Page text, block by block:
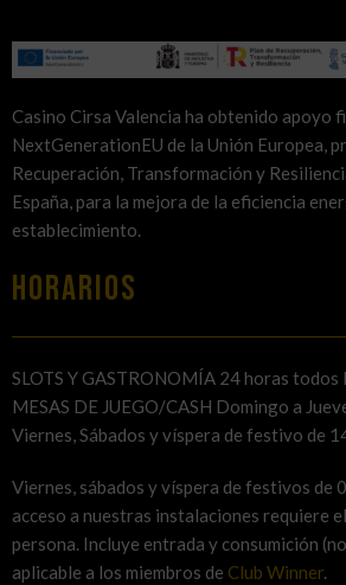
Casino Cirsa Valencia ha obtenido apoyo
NextGenerationEU de la Unión Europea,
Recuperación, Transformación y
España, para la mejora de la eficiencia
establecimiento.
HORARIOS
SLOTS Y GASTRONOMÍA 24 horas todos
MESAS DE JUEGO/CASH Domingo a
Viernes, Sábados y víspera de festivo de
Viernes, sábados y víspera de festivos de
acceso a nuestras instalaciones requiere
persona. Incluye entrada y consumición
aplicable a los miembros de Club Winner.